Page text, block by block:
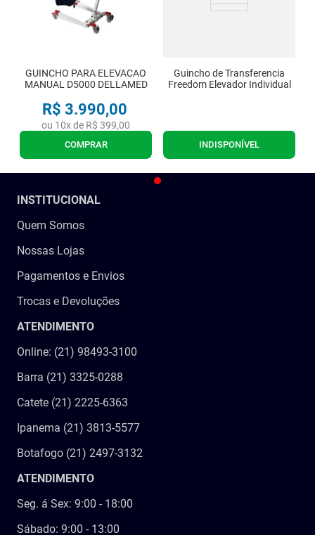
GUINCHO PARA ELEVACAO
MANUAL D5000 DELLAMED
R$ 3.990,00
ou 10x de R$ 399,00
COMPRAR
Guincho de Transferencia
Freedom Elevador Individual
INDISPONÍVEL
INSTITUCIONAL
Quem Somos
Nossas Lojas
Pagamentos e Envios
Trocas e Devoluções
ATENDIMENTO
Online: (21) 98493-3100
Barra (21) 3325-0288
Catete (21) 2225-6363
Ipanema (21) 3813-5577
Botafogo (21) 2497-3132
ATENDIMENTO
Seg. á Sex: 9:00 - 18:00
Sábado: 9:00 - 13:00